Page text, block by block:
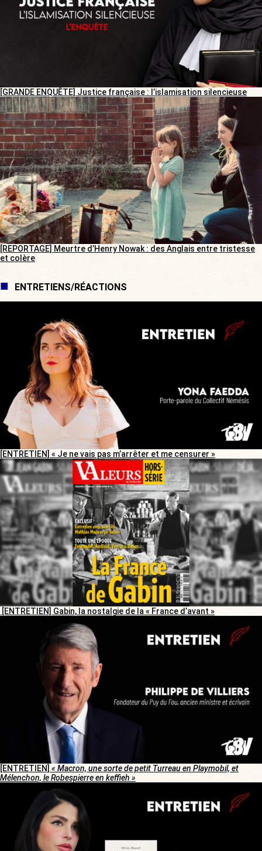
[GRANDE ENQUÊTE] Justice française : l’islamisation silencieuse
[REPORTAGE] Meurtre d’Henry Nowak : des Anglais entre tristesse
et colère
ENTRETIENS/RÉACTIONS
[ENTRETIEN] « Je ne vais pas m’arrêter et me censurer »
[ENTRETIEN] Gabin, la nostalgie de la « France d’avant »
[ENTRETIEN] « Macron, une sorte de petit Turreau en Playmobil, et
Mélenchon, le Robespierre en keffieh »